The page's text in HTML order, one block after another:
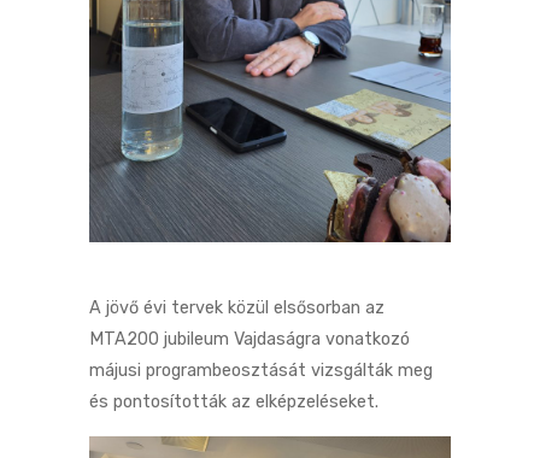
A jövő évi tervek közül elsősorban az
MTA200 jubileum Vajdaságra vonatkozó
májusi programbeosztását vizsgálták meg
és pontosították az elképzeléseket.